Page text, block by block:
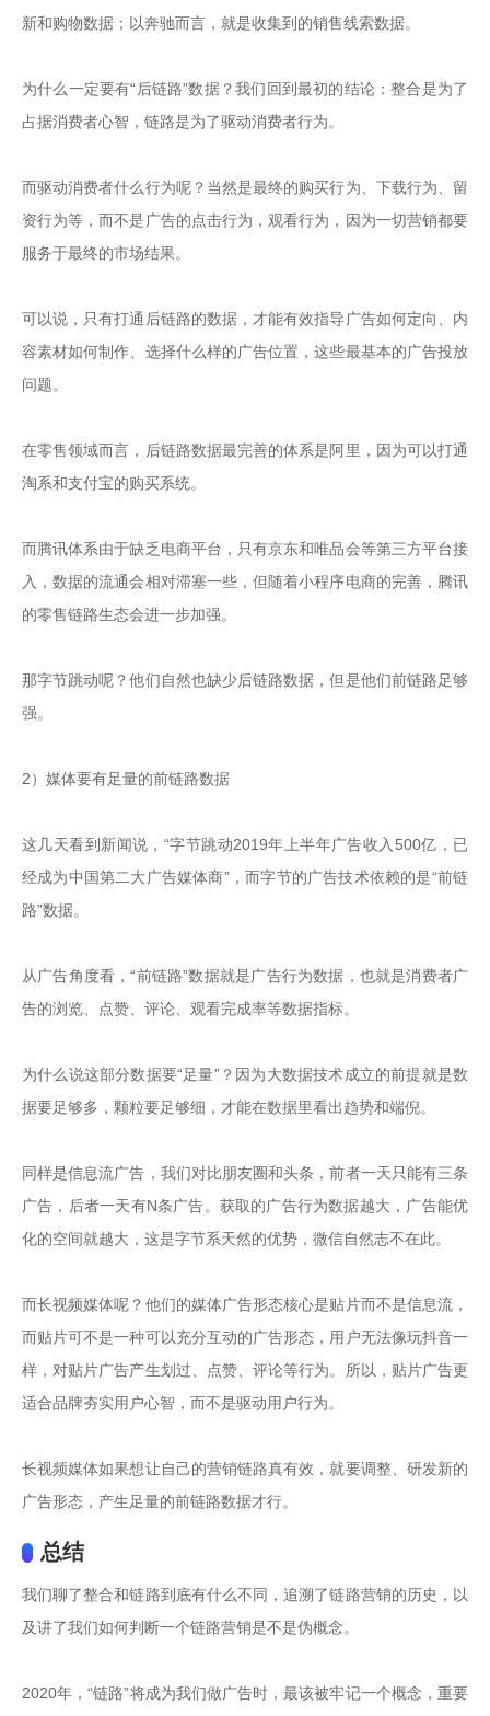
新和购物数据；以奔驰而言，就是收集到的销售线索数据。
为什么一定要有“后链路”数据？我们回到最初的结论：整合是为了
占据消费者心智，链路是为了驱动消费者行为。
而驱动消费者什么行为呢？当然是最终的购买行为、下载行为、留
资行为等，而不是广告的点击行为，观看行为，因为一切营销都要
服务于最终的市场结果。
可以说，只有打通后链路的数据，才能有效指导广告如何定向、内
容素材如何制作、选择什么样的广告位置，这些最基本的广告投放
问题。
在零售领域而言，后链路数据最完善的体系是阿里，因为可以打通
淘系和支付宝的购买系统。
而腾讯体系由于缺乏电商平台，只有京东和唯品会等第三方平台接
入，数据的流通会相对滞塞一些，但随着小程序电商的完善，腾讯
的零售链路生态会进一步加强。
那字节跳动呢？他们自然也缺少后链路数据，但是他们前链路足够
强。
2）媒体要有足量的前链路数据
这几天看到新闻说，“字节跳动2019年上半年广告收入500亿，已
经成为中国第二大广告媒体商”，而字节的广告技术依赖的是“前链
路”数据。
从广告角度看，“前链路”数据就是广告行为数据，也就是消费者广
告的浏览、点赞、评论、观看完成率等数据指标。
为什么说这部分数据要“足量”？因为大数据技术成立的前提就是数
据要足够多，颗粒要足够细，才能在数据里看出趋势和端倪。
同样是信息流广告，我们对比朋友圈和头条，前者一天只能有三条
广告，后者一天有N条广告。获取的广告行为数据越大，广告能优
化的空间就越大，这是字节系天然的优势，微信自然志不在此。
而长视频媒体呢？他们的媒体广告形态核心是贴片而不是信息流，
而贴片可不是一种可以充分互动的广告形态，用户无法像玩抖音一
样，对贴片广告产生划过、点赞、评论等行为。所以，贴片广告更
适合品牌夯实用户心智，而不是驱动用户行为。
长视频媒体如果想让自己的营销链路真有效，就要调整、研发新的
广告形态，产生足量的前链路数据才行。
总结
我们聊了整合和链路到底有什么不同，追溯了链路营销的历史，以
及讲了我们如何判断一个链路营销是不是伪概念。
2020年，“链路”将成为我们做广告时，最该被牢记一个概念，重要